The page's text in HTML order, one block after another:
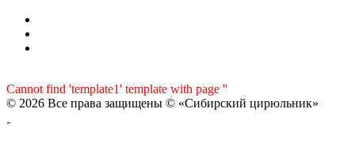
Cannot find 'template1' template with page ''
© 2026 Все права защищены © «Сибирский цирюльник»